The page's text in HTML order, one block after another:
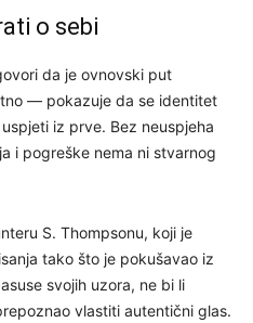
o sebi
da je ovnovski put
— pokazuje da se identitet
iz prve. Bez neuspjeha
i pogreške nema ni stvarnog
S. Thompsonu, koji je
tako što je pokušavao iz
svojih uzora, ne bi li
vlastiti autentični glas.